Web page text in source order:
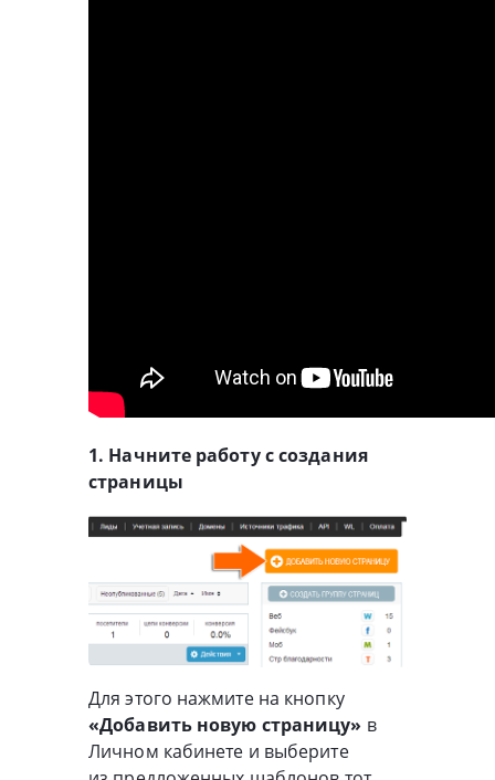
1. Начните работу с создания
страницы
Для этого нажмите на кнопку
«Добавить новую страницу» в
Личном кабинете и выберите